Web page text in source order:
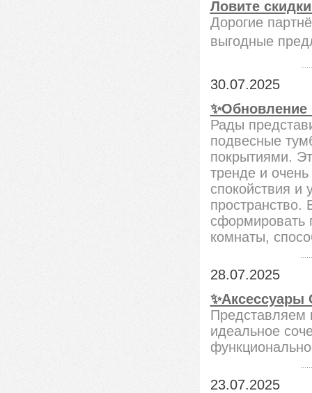
Ловите
Дорогие
выгодные
30.07.2025
Рады
подвесные
покрытиями.
тренде и
спокойствия и
пространство.
сформировать
комнаты,
28.07.2025
✨Аксессуары
Представляем
идеальное
23.07.2025